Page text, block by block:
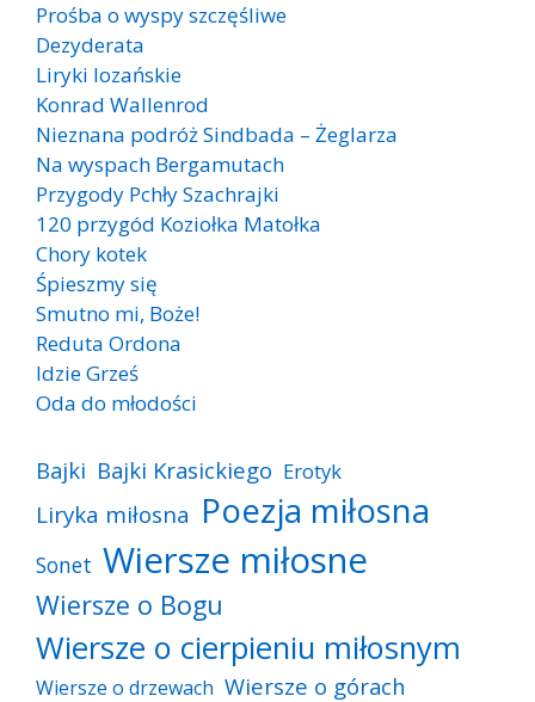
Prośba o wyspy szczęśliwe
Dezyderata
Liryki lozańskie
Konrad Wallenrod
Nieznana podróż Sindbada – Żeglarza
Na wyspach Bergamutach
Przygody Pchły Szachrajki
120 przygód Koziołka Matołka
Chory kotek
Śpieszmy się
Smutno mi, Boże!
Reduta Ordona
Idzie Grześ
Oda do młodości
Bajki Bajki Krasickiego Erotyk
Liryka miłosna Poezja miłosna
Sonet Wiersze miłosne
Wiersze o Bogu
Wiersze o cierpieniu miłosnym
Wiersze o drzewach Wiersze o górach